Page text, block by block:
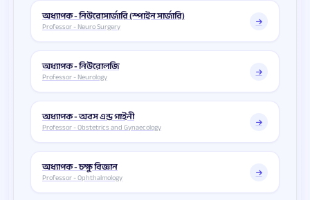
অধ্যাপক - নিউরোসার্জারি (স্পাইন সার্জারি)
Professor - Neuro Surgery
অধ্যাপক - নিউরোলজি
Professor - Neurology
অধ্যাপক - অবস এন্ড গাইনী
Professor - Obstetrics and Gynaecology
অধ্যাপক - চক্ষু বিজ্ঞান
Professor - Ophthalmology